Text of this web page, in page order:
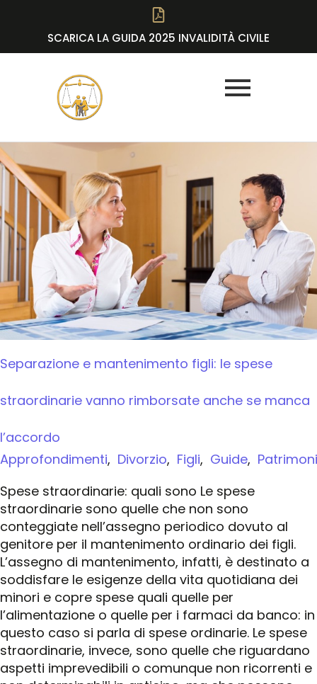
SCARICA LA GUIDA 2025 INVALIDITÀ CIVILE
Separazione e mantenimento figli: le spese
straordinarie vanno rimborsate anche se manca
l’accordo
Approfondimenti, Divorzio, Figli, Guide,
Spese straordinarie: quali sono Le spese
straordinarie sono quelle che non sono
conteggiate nell’assegno periodico dovuto al
genitore per il mantenimento ordinario dei figli.
L’assegno di mantenimento, infatti, è destinato a
soddisfare le esigenze della vita quotidiana dei
minori e copre spese quali quelle per
l’alimentazione o quelle per i farmaci da banco: in
questo caso si parla di spese ordinarie. Le spese
straordinarie, invece, sono quelle che riguardano
aspetti imprevedibili o comunque non ricorrenti e